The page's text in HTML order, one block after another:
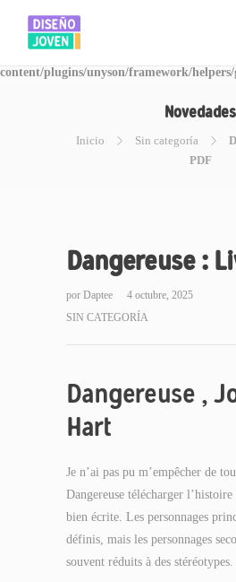
Warning: Invalid argument supplied for
/www/disegnojoven.com.ar/htdocs/wp-
content/plugins/unyson/framework/
Novedades
Inicio Sin categoría
PDF
Dangereuse :
por Daptee
4 octubre, 2025
SIN CATEGORÍA
Dangereuse ,
Hart
Je n’ai pas pu m’empêcher de
Dangereuse télécharger l’histoire
bien écrite. Les personnages
définis, mais les personnages
souvent réduits à des stéréotypes.